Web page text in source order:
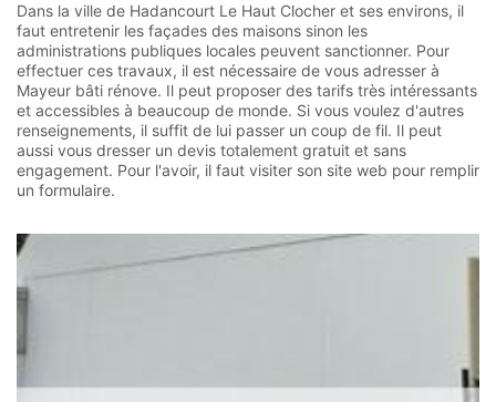
Dans la ville de Hadancourt Le Haut Clocher et ses environs, il
faut entretenir les façades des maisons sinon les
administrations publiques locales peuvent sanctionner. Pour
effectuer ces travaux, il est nécessaire de vous adresser à
Mayeur bâti rénove. Il peut proposer des tarifs très intéressants
et accessibles à beaucoup de monde. Si vous voulez d'autres
renseignements, il suffit de lui passer un coup de fil. Il peut
aussi vous dresser un devis totalement gratuit et sans
engagement. Pour l'avoir, il faut visiter son site web pour remplir
un formulaire.